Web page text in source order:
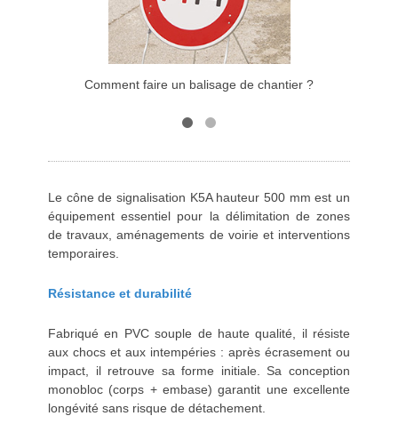
Comment faire un balisage de chantier ?
Le cône de signalisation K5A hauteur 500 mm est un
équipement essentiel pour la délimitation de zones
de travaux, aménagements de voirie et interventions
temporaires.
Résistance et durabilité
Fabriqué en PVC souple de haute qualité, il résiste
aux chocs et aux intempéries : après écrasement ou
impact, il retrouve sa forme initiale. Sa conception
monobloc (corps + embase) garantit une excellente
longévité sans risque de détachement.